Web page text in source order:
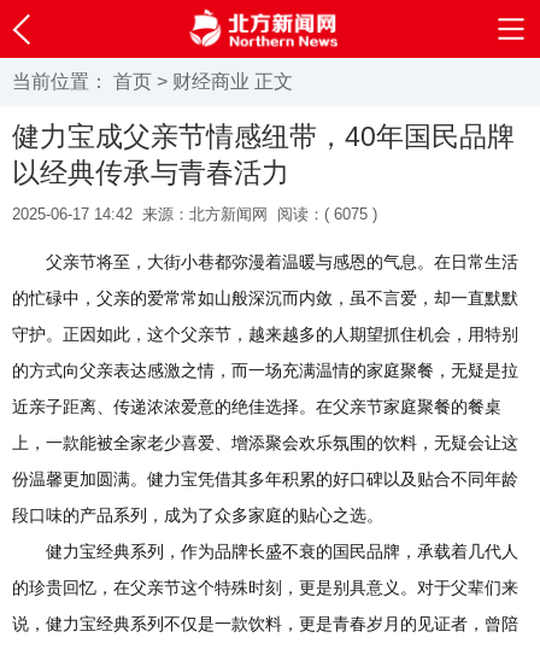
当前位置： 首页 > 财经商业 正文
健力宝成父亲节情感纽带，40年国民品牌
以经典传承与青春活力
2025-06-17 14:42 来源：北方新闻网 阅读：( 6075 )
父亲节将至，大街小巷都弥漫着温暖与感恩的气息。在日常生活
的忙碌中，父亲的爱常常如山般深沉而内敛，虽不言爱，却一直默默
守护。正因如此，这个父亲节，越来越多的人期望抓住机会，用特别
的方式向父亲表达感激之情，而一场充满温情的家庭聚餐，无疑是拉
近亲子距离、传递浓浓爱意的绝佳选择。在父亲节家庭聚餐的餐桌
上，一款能被全家老少喜爱、增添聚会欢乐氛围的饮料，无疑会让这
份温馨更加圆满。健力宝凭借其多年积累的好口碑以及贴合不同年龄
段口味的产品系列，成为了众多家庭的贴心之选。
健力宝经典系列，作为品牌长盛不衰的国民品牌，承载着几代人
的珍贵回忆，在父亲节这个特殊时刻，更是别具意义。对于父辈们来
说，健力宝经典系列不仅是一款饮料，更是青春岁月的见证者，曾陪